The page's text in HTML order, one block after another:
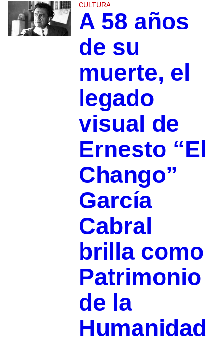
CULTURA
A 58 años
de su
muerte, el
legado
visual de
Ernesto “El
Chango”
García
Cabral
brilla como
Patrimonio
de la
Humanidad